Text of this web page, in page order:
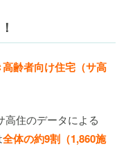
齢者向け住宅（サ高
高住のデータによる
全体の約9割（1,860施